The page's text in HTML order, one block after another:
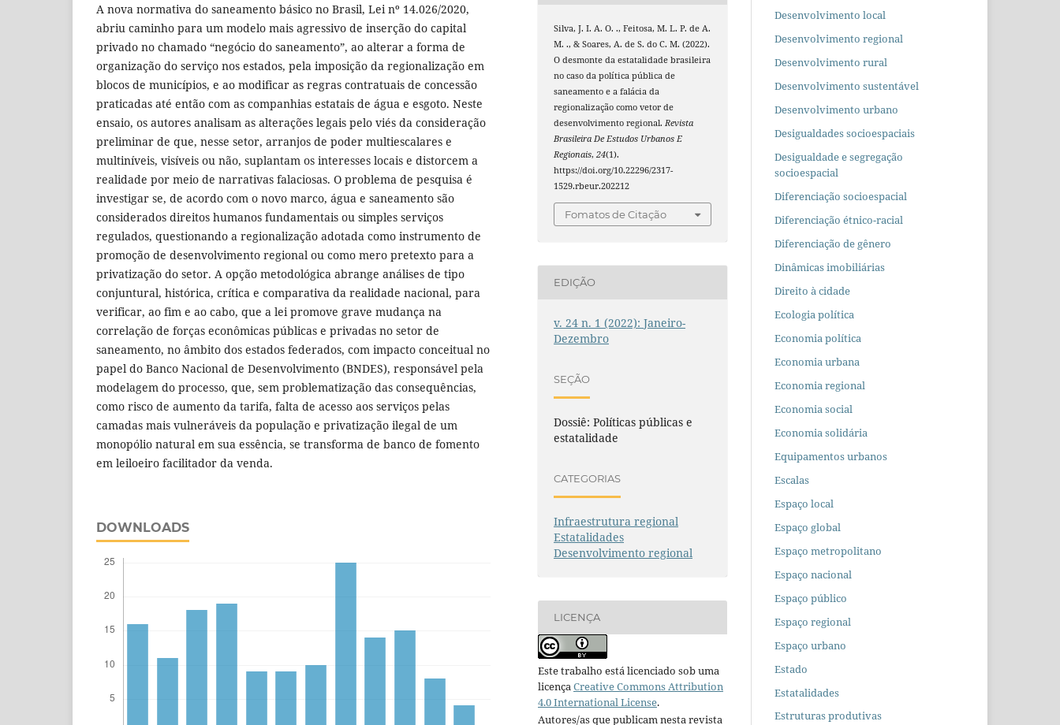
A nova normativa do saneamento básico no Brasil, Lei nº 14.026/2020,
abriu caminho para um modelo mais agressivo de inserção do capital
privado no chamado “negócio do saneamento”, ao alterar a forma de
organização do serviço nos estados, pela imposição da regionalização em
blocos de municípios, e ao modificar as regras contratuais de concessão
praticadas até então com as companhias estatais de água e esgoto. Neste
ensaio, os autores analisam as alterações legais pelo viés da consideração
preliminar de que, nesse setor, arranjos de poder multiescalares e
multiníveis, visíveis ou não, suplantam os interesses locais e distorcem a
realidade por meio de narrativas falaciosas. O problema de pesquisa é
investigar se, de acordo com o novo marco, água e saneamento são
considerados direitos humanos fundamentais ou simples serviços
regulados, questionando a regionalização adotada como instrumento de
promoção de desenvolvimento regional ou como mero pretexto para a
privatização do setor. A opção metodológica abrange análises de tipo
conjuntural, histórica, crítica e comparativa da realidade nacional, para
verificar, ao fim e ao cabo, que a lei promove grave mudança na
correlação de forças econômicas públicas e privadas no setor de
saneamento, no âmbito dos estados federados, com impacto conceitual no
papel do Banco Nacional de Desenvolvimento (BNDES), responsável pela
modelagem do processo, que, sem problematização das consequências,
como risco de aumento da tarifa, falta de acesso aos serviços pelas
camadas mais vulneráveis da população e privatização ilegal de um
monopólio natural em sua essência, se transforma de banco de fomento
em leiloeiro facilitador da venda.
DOWNLOADS
Silva, J. I. A. O. ., Feitosa, M. L. P. de A.
M. ., & Soares, A. de S. do C. M. (2022).
O desmonte da estatalidade brasileira
no caso da política pública de
saneamento e a falácia da
regionalização como vetor de
desenvolvimento regional.Revista
Brasileira De Estudos Urbanos E
Regionais,24(1).
https://doi.org/10.22296/2317-
1529.rbeur.202212
Fomatos de Citação
EDIÇÃO
v. 24 n. 1 (2022): Janeiro-
Dezembro
SEÇÃO
Dossiê: Políticas públicas e
estatalidade
CATEGORIAS
Infraestrutura regional
Estatalidades
Desenvolvimento regional
LICENÇA
Este trabalho está licenciado sob uma
licençaCreative Commons Attribution
4.0 International License.
Autores/as que publicam nesta revista
Desenvolvimento local
Desenvolvimento regional
Desenvolvimento rural
Desenvolvimento sustentável
Desenvolvimento urbano
Desigualdades socioespaciais
Desigualdade e segregação
socioespacial
Diferenciação socioespacial
Diferenciação étnico-racial
Diferenciação de gênero
Dinâmicas imobiliárias
Direito à cidade
Ecologia política
Economia política
Economia urbana
Economia regional
Economia social
Economia solidária
Equipamentos urbanos
Escalas
Espaço local
Espaço global
Espaço metropolitano
Espaço nacional
Espaço público
Espaço regional
Espaço urbano
Estado
Estatalidades
Estruturas produtivas